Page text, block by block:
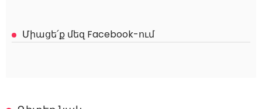
Միացե՛ք մեզ Facebook-ում